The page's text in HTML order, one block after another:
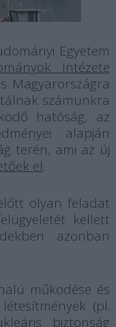
Egyetem
Intézete
Magyarországra
számunkra
hatóság, az
alapján
terén, ami az új
el.
olyan feladat
kellett
azonban
működése és
(pl.
biztonság